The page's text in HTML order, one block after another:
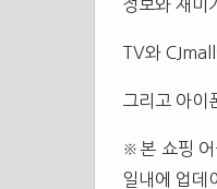
정보와 재미
TV와
그리고 아이
※본 쇼핑 어
일내에 업데